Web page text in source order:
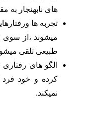
های نابهنجار به
تجربه ها
میشوند ،از سوی
طبیعی تلقی
الگو های
کرده و خود فرد
نمیکند.